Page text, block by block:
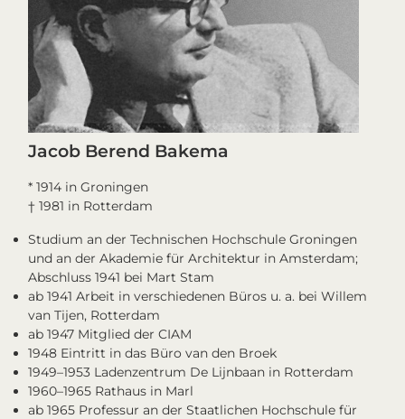
Jacob Berend Bakema
* 1914 in Groningen
† 1981 in Rotterdam
Studium an der Technischen Hochschule Groningen
und an der Akademie für Architektur in Amsterdam;
Abschluss 1941 bei Mart Stam
ab 1941 Arbeit in verschiedenen Büros u. a. bei Willem
van Tijen, Rotterdam
ab 1947 Mitglied der CIAM
1948 Eintritt in das Büro van den Broek
1949–1953 Ladenzentrum De Lijnbaan in Rotterdam
1960–1965 Rathaus in Marl
ab 1965 Professur an der Staatlichen Hochschule für